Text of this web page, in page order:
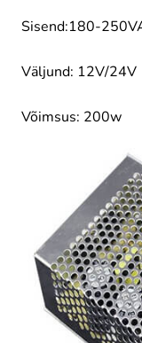
Sisend:180-
Väljund: 12V/24V
Võimsus: 200w